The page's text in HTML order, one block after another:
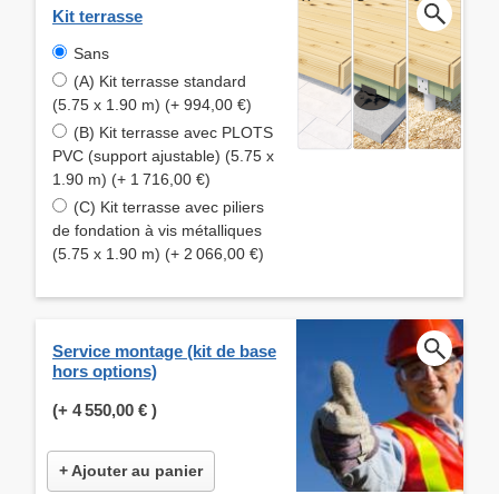
Kit terrasse
Sans
(A) Kit terrasse standard
(5.75 x 1.90 m) (+ 994,00 €)
(B) Kit terrasse avec PLOTS
PVC (support ajustable) (5.75 x
1.90 m) (+ 1 716,00 €)
(C) Kit terrasse avec piliers
de fondation à vis métalliques
(5.75 x 1.90 m) (+ 2 066,00 €)
Service montage (kit de base
hors options)
(+ 4 550,00 € )
+ Ajouter au panier